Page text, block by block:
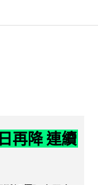
再降 連續